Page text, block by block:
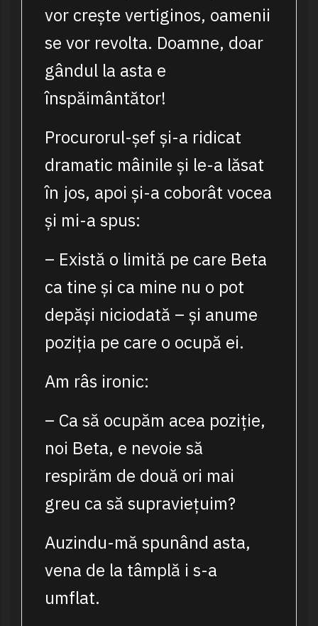
vor crește vertiginos, oamenii
se vor revolta. Doamne, doar
gândul la asta e
înspăimântător!
Procurorul-șef și-a ridicat
dramatic mâinile și le-a lăsat
în jos, apoi și-a coborât vocea
și mi-a spus:
– Există o limită pe care Beta
ca tine și ca mine nu o pot
depăși niciodată – și anume
poziția pe care o ocupă ei.
Am râs ironic:
– Ca să ocupăm acea poziție,
noi Beta, e nevoie să
respirăm de două ori mai
greu ca să supraviețuim?
Auzindu-mă spunând asta,
vena de la tâmplă i s-a
umflat.